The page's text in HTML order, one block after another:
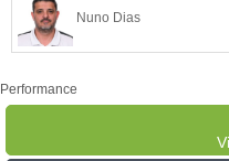
Nuno Dias
Performance